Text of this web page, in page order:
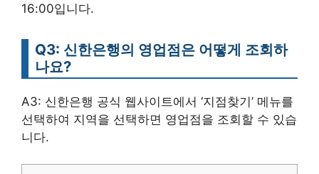
16:00입니다.
Q3: 신한은행의 영업점은 어떻게 조회하
나요?
A3: 신한은행 공식 웹사이트에서 ‘지점찾기’ 메뉴를
선택하여 지역을 선택하면 영업점을 조회할 수 있습
니다.